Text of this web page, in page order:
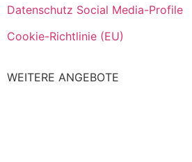
Datenschutz Social Media-Profile
Cookie-Richtlinie (EU)
WEITERE ANGEBOTE